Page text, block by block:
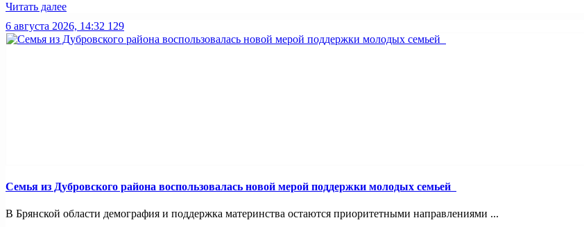
Читать далее
6 августа 2026, 14:32 129
Семья из Дубровского района воспользовалась новой мерой поддержки молодых семьей
В Брянской области демография и поддержка материнства остаются приоритетными направлениями ...